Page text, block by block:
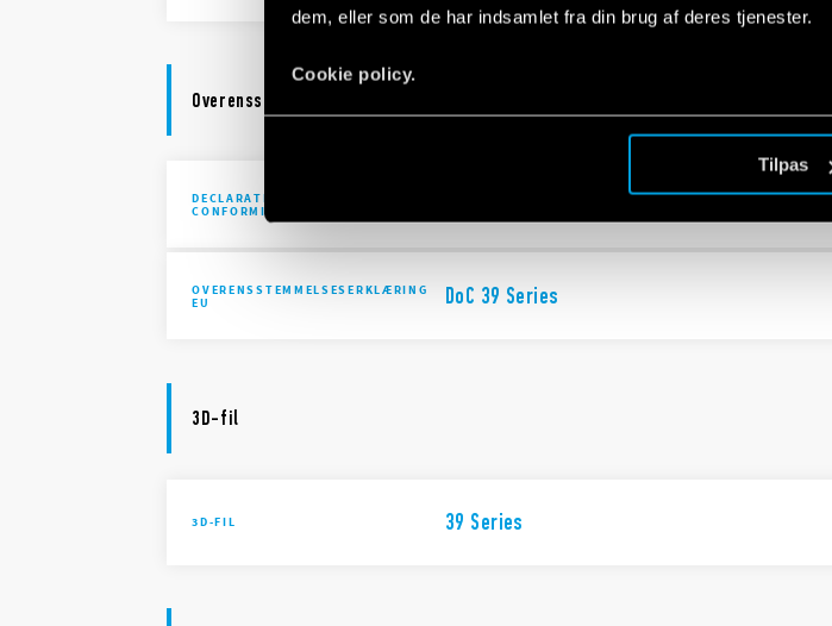
dem, eller som de har indsamlet fra din brug af deres tjenester.
Cookie policy.
Tilpas
Overensstemmelseserklæring
DECLARATION OF
CONFORMITY - UKCA
UKCA 39 Series - EMR Relay Interface Modules
OVERENSSTEMMELSESERKLÆRING
EU
DoC 39 Series
3D-fil
3D-FIL 39 Series